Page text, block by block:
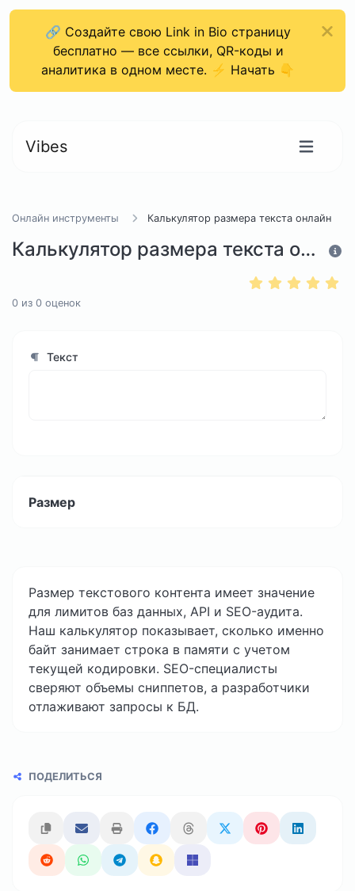
🔗 Создайте свою Link in Bio страницу
бесплатно — все ссылки, QR-коды и
аналитика в одном месте. ⚡ Начать 👇
Vibes
Онлайн инструменты Калькулятор размера текста онлайн
Калькулятор размера текста онлайн
0 из 0 оценок
Текст
Размер
Размер текстового контента имеет значение
для лимитов баз данных, API и SEO-аудита.
Наш калькулятор показывает, сколько именно
байт занимает строка в памяти с учетом
текущей кодировки. SEO-специалисты
сверяют объемы сниппетов, а разработчики
отлаживают запросы к БД.
ПОДЕЛИТЬСЯ